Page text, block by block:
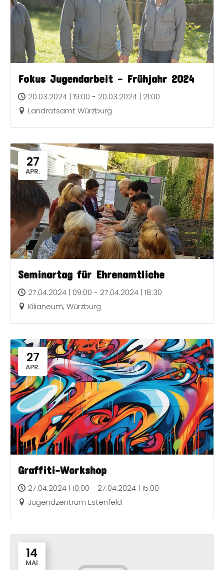
Fokus Jugendarbeit – Frühjahr 2024
20.03.2024 | 19:00 - 20.03.2024 | 21:00
Landratsamt Würzburg
27
APR.
Seminartag für Ehrenamtliche
27.04.2024 | 09:00 - 27.04.2024 | 18:30
Kilianeum, Würzburg
27
APR.
Graffiti-Workshop
27.04.2024 | 10:00 - 27.04.2024 | 15:00
Jugendzentrum Estenfeld
14
MAI